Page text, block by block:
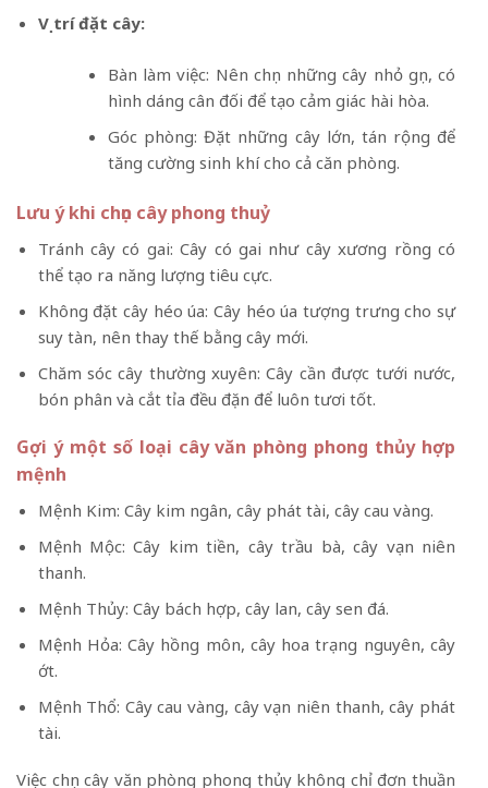
Vị trí đặt cây:
Bàn làm việc: Nên chọn những cây nhỏ gọn, có
hình dáng cân đối để tạo cảm giác hài hòa.
Góc phòng: Đặt những cây lớn, tán rộng để
tăng cường sinh khí cho cả căn phòng.
Lưu ý khi chọn cây phong thuỷ
Tránh cây có gai: Cây có gai như cây xương rồng có
thể tạo ra năng lượng tiêu cực.
Không đặt cây héo úa: Cây héo úa tượng trưng cho sự
suy tàn, nên thay thế bằng cây mới.
Chăm sóc cây thường xuyên: Cây cần được tưới nước,
bón phân và cắt tỉa đều đặn để luôn tươi tốt.
Gợi ý một số loại cây văn phòng phong thủy hợp
mệnh
Mệnh Kim: Cây kim ngân, cây phát tài, cây cau vàng.
Mệnh Mộc: Cây kim tiền, cây trầu bà, cây vạn niên
thanh.
Mệnh Thủy: Cây bách hợp, cây lan, cây sen đá.
Mệnh Hỏa: Cây hồng môn, cây hoa trạng nguyên, cây
ớt.
Mệnh Thổ: Cây cau vàng, cây vạn niên thanh, cây phát
tài.
Việc chọn cây văn phòng phong thủy không chỉ đơn thuần